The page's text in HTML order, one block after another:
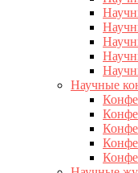
Научные